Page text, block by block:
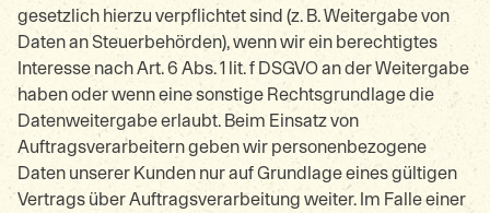
gesetzlich hierzu verpflichtet sind (z. B. Weitergabe von
Daten an Steuerbehörden), wenn wir ein berechtigtes
Interesse nach Art. 6 Abs. 1 lit. f DSGVO an der Weitergabe
haben oder wenn eine sonstige Rechtsgrundlage die
Datenweitergabe erlaubt. Beim Einsatz von
Auftragsverarbeitern geben wir personenbezogene
Daten unserer Kunden nur auf Grundlage eines gültigen
Vertrags über Auftragsverarbeitung weiter. Im Falle einer